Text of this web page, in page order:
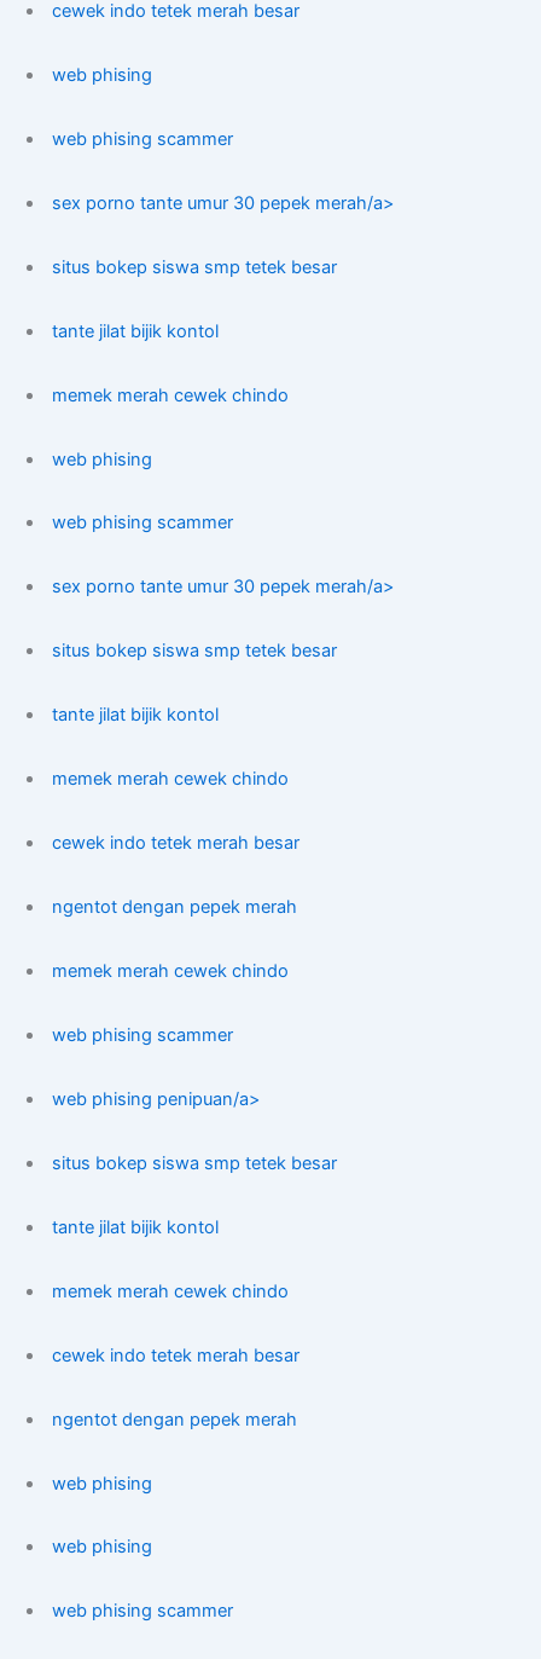
cewek indo tetek merah besar
web phising
web phising scammer
sex porno tante umur 30 pepek merah/a>
situs bokep siswa smp tetek besar
tante jilat bijik kontol
memek merah cewek chindo
web phising
web phising scammer
sex porno tante umur 30 pepek merah/a>
situs bokep siswa smp tetek besar
tante jilat bijik kontol
memek merah cewek chindo
cewek indo tetek merah besar
ngentot dengan pepek merah
memek merah cewek chindo
web phising scammer
web phising penipuan/a>
situs bokep siswa smp tetek besar
tante jilat bijik kontol
memek merah cewek chindo
cewek indo tetek merah besar
ngentot dengan pepek merah
web phising
web phising
web phising scammer